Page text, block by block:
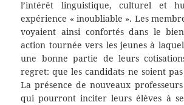
l’intérêt linguistique, culturel et
expérience « inoubliable ». Les
voyaient ainsi confortés dans le
action tournée vers les jeunes à
une bonne partie de leurs
regret: que les candidats ne soient
La présence de nouveaux professeurs
qui pourront inciter leurs élèves à